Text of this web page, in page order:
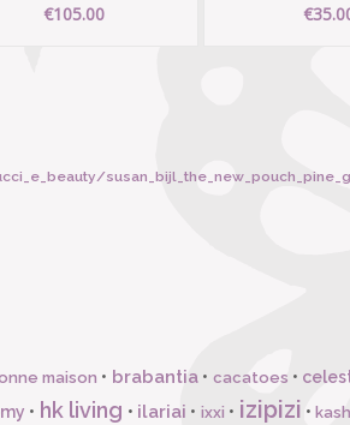
€105.00
maison • brabantia• cacatoes •
• hk living • ilariai • ixxi • izipizi •